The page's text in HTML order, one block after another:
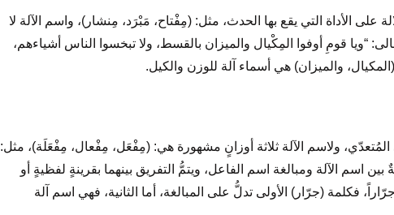
الأداة التي يقع بها الحدث، مثل: (مِفْتاح، مَبْرَد، مِنشار)، واسم الآلة لا
“ويا قومِ أوفوا المِكْيال والميزان بالقسط، ولا تبخسوا الناس أشياءهم،
والميزان) هي أسماء آلة للوزن والكيل.
المُتعدّي، ولاسم الآلة ثلاثة أوزانٍ مشهورة هي: (مِفْعَل، مِفْعال، مِفْعَلَة)، مثل:
الآلة ومبالغة اسم الفاعل، ويتمُّ التفريق بينهما بقرينةٍ لفظيةٍ أو
فكلمة (جرّار) الأولى تدلُّ على المبالغة، أما الثانية، فهي اسم آلة